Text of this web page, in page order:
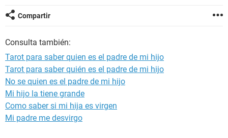
Compartir
Consulta también:
Tarot para saber quien es el padre de mi hijo
Tarot para saber quién es el padre de mi hijo
No se quien es el padre de mi hijo
Mi hijo la tiene grande
Como saber si mi hija es virgen
Mi padre me desvirgo